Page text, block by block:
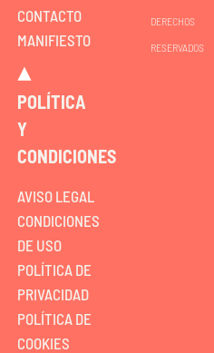
CONTACTO
MANIFIESTO
POLÍTICA
Y
CONDICIONES
AVISO LEGAL
CONDICIONES
DE USO
POLÍTICA DE
PRIVACIDAD
POLÍTICA DE
COOKIES
DERECHOS
RESERVADOS